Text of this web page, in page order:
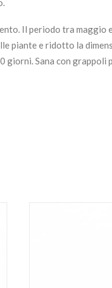
Il periodo tra maggio
piante e ridotto la
giorni. Sana con